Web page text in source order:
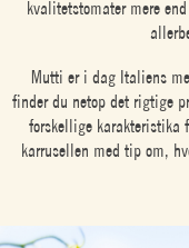
kvalitetstomater mere
Mutti er i dag Italiens
finder du netop det rigtige
forskellige karakteristika
karrusellen med tip om,